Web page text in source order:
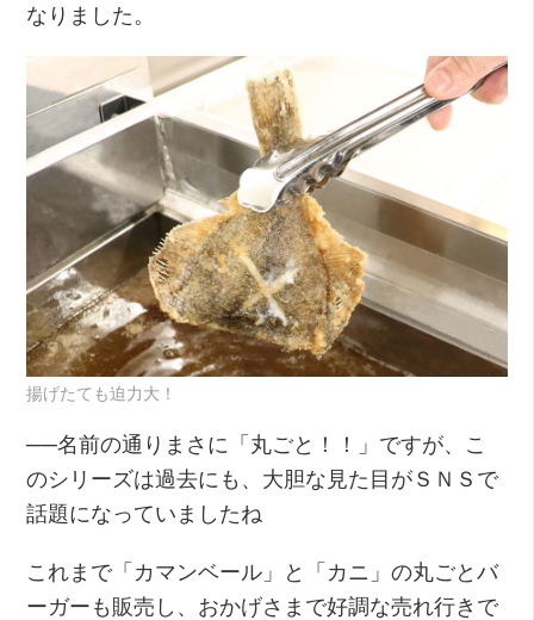
なりました。
揚げたても迫力大！
──名前の通りまさに「丸ごと！！」ですが、こ
のシリーズは過去にも、大胆な見た目がＳＮＳで
話題になっていましたね
これまで「カマンベール」と「カニ」の丸ごとバ
ーガーも販売し、おかげさまで好調な売れ行きで